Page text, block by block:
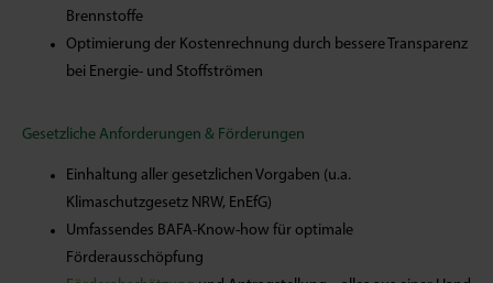
Brennstoffe
Optimierung der Kostenrechnung durch bessere Transparenz
bei Energie- und Stoffströmen
Gesetzliche Anforderungen & Förderungen
Einhaltung aller gesetzlichen Vorgaben (u.a.
Klimaschutzgesetz NRW, EnEfG)
Umfassendes BAFA-Know-how für optimale
Förderausschöpfung